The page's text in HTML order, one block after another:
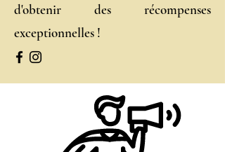
d'obtenir des récompenses
exceptionnelles !